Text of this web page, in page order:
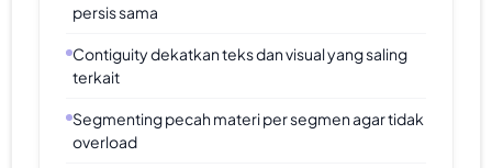
persis sama
Contiguity dekatkan teks dan visual yang saling
terkait
Segmenting pecah materi per segmen agar tidak
overload